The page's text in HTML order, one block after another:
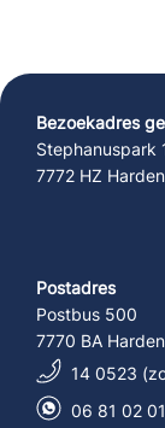
Bezoekadres
Stephanuspark
7772 HZ
Postadres
Postbus 500
7770 BA
14 0523
06 81 02